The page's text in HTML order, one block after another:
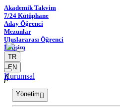
Akademik Takvim
7/24 Kütüphane
Aday Öğrenci
Mezunlar
Uluslararası Öğrenci
İletişim
TR
EN
Kurumsal
Yönetim